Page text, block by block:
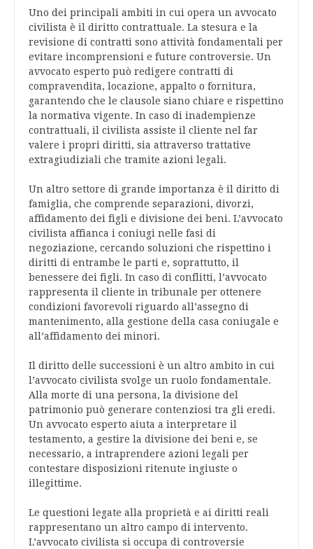
Uno dei principali ambiti in cui opera un avvocato
civilista è il diritto contrattuale. La stesura e la
revisione di contratti sono attività fondamentali per
evitare incomprensioni e future controversie. Un
avvocato esperto può redigere contratti di
compravendita, locazione, appalto o fornitura,
garantendo che le clausole siano chiare e rispettino
la normativa vigente. In caso di inadempienze
contrattuali, il civilista assiste il cliente nel far
valere i propri diritti, sia attraverso trattative
extragiudiziali che tramite azioni legali.
Un altro settore di grande importanza è il diritto di
famiglia, che comprende separazioni, divorzi,
affidamento dei figli e divisione dei beni. L’avvocato
civilista affianca i coniugi nelle fasi di
negoziazione, cercando soluzioni che rispettino i
diritti di entrambe le parti e, soprattutto, il
benessere dei figli. In caso di conflitti, l’avvocato
rappresenta il cliente in tribunale per ottenere
condizioni favorevoli riguardo all’assegno di
mantenimento, alla gestione della casa coniugale e
all’affidamento dei minori.
Il diritto delle successioni è un altro ambito in cui
l’avvocato civilista svolge un ruolo fondamentale.
Alla morte di una persona, la divisione del
patrimonio può generare contenziosi tra gli eredi.
Un avvocato esperto aiuta a interpretare il
testamento, a gestire la divisione dei beni e, se
necessario, a intraprendere azioni legali per
contestare disposizioni ritenute ingiuste o
illegittime.
Le questioni legate alla proprietà e ai diritti reali
rappresentano un altro campo di intervento.
L’avvocato civilista si occupa di controversie